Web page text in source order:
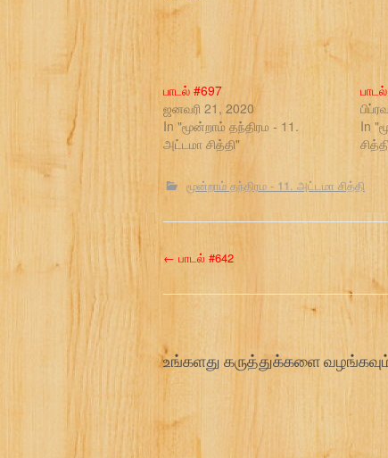
பாடல் #697
ஜனவரி 21, 2020
In "மூன்றாம் தந்திரம - 11.
அட்டமா சித்தி"
In
மூன்றாம் தந்திரம - 11. அட்டமா சித்தி
P
o
s
t
n
← பாடல் #642
உங்களது கருத்துக்களை